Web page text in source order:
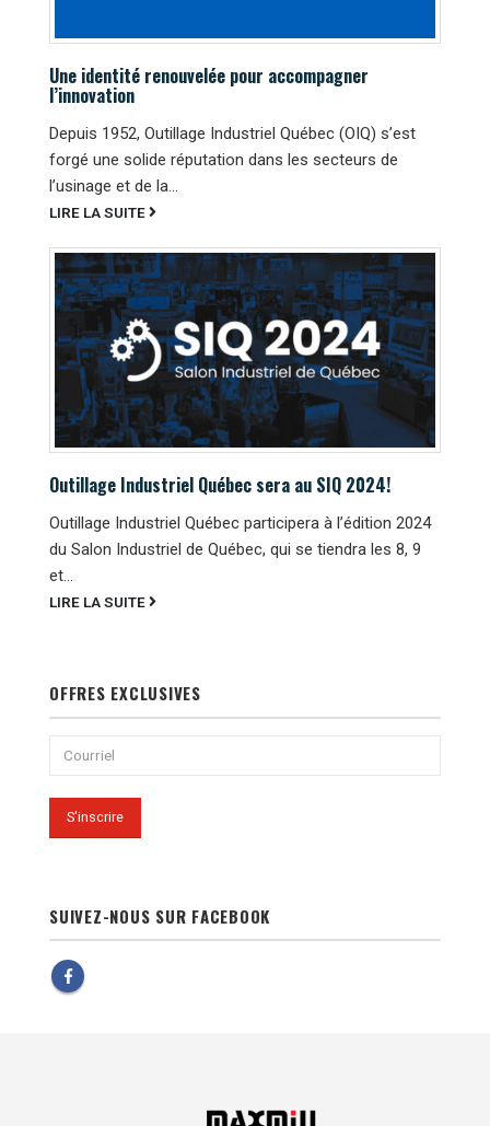
Une identité renouvelée pour accompagner
l’innovation
Depuis 1952, Outillage Industriel Québec (OIQ) s’est
forgé une solide réputation dans les secteurs de
l’usinage et de la...
LIRE LA SUITE
Outillage Industriel Québec sera au SIQ 2024!
Outillage Industriel Québec participera à l’édition 2024
du Salon Industriel de Québec, qui se tiendra les 8, 9
et...
LIRE LA SUITE
OFFRES EXCLUSIVES
SUIVEZ-NOUS SUR FACEBOOK